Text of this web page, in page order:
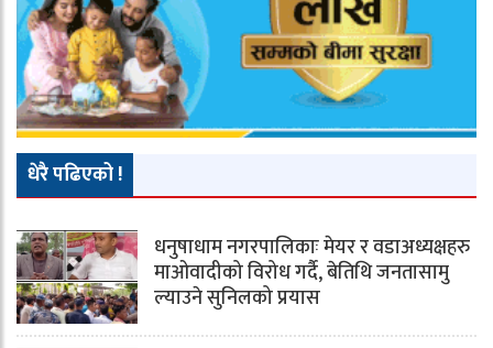
धेरै पढिएको !
धनुषाधाम नगरपालिकाः मेयर र वडाअध्यक्षहरु
माओवादीको विरोध गर्दै, बेतिथि जनतासामु
ल्याउने सुनिलको प्रयास